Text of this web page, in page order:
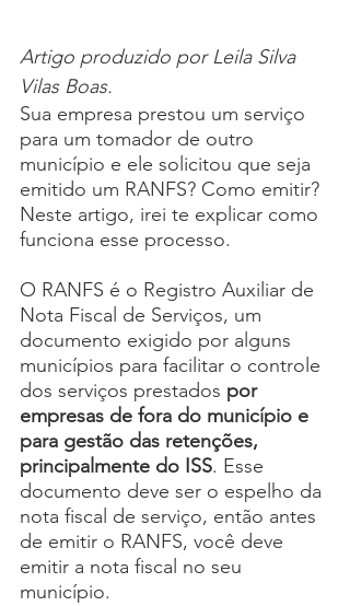
Artigo produzido por Leila Silva
Vilas Boas.
Sua empresa prestou um serviço
para um tomador de outro
município e ele solicitou que seja
emitido um RANFS? Como emitir?
Neste artigo, irei te explicar como
funciona esse processo.
O RANFS é o Registro Auxiliar de
Nota Fiscal de Serviços, um
documento exigido por alguns
municípios para facilitar o controle
dos serviços prestados por
empresas de fora do município e
para gestão das retenções,
principalmente do ISS. Esse
documento deve ser o espelho da
nota fiscal de serviço, então antes
de emitir o RANFS, você deve
emitir a nota fiscal no seu
município.